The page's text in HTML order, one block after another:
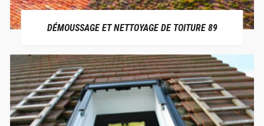
DÉMOUSSAGE ET NETTOYAGE DE TOITURE 89